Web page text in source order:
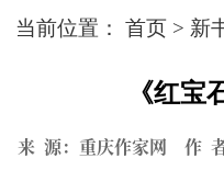
当前位置：首页 > 新
《红宝
来 源：重庆作家网 作